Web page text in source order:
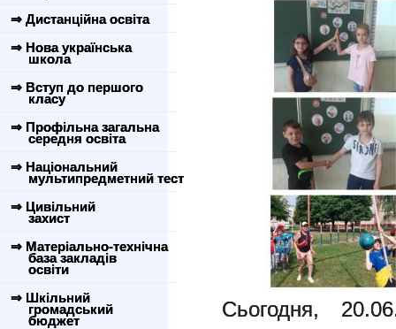
⇒ Дистанційна освіта
⇒ Нова українська
школа
⇒ Вступ до першого
класу
⇒ Профільна загальна
середня освіта
⇒ Національний
мультипредметний тест
⇒ Цивільний
захист
⇒ Матеріально-технічна
база закладів
освіти
⇒ Шкільний
громадський
бюджет
Сьогодня,